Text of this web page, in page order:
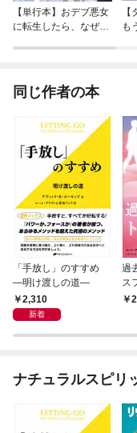
【単行本】おデブ悪女
に転生したら、なぜか
も
同じ作者の本
「手放し」のすすめ
―明け渡しの道―
2,310
新着
過
ス
リ
ナチュラルスピリ